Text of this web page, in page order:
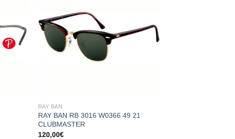
RAY BAN
RAY BAN RB 3016 W0366 49 21
CLUBMASTER
120,00€